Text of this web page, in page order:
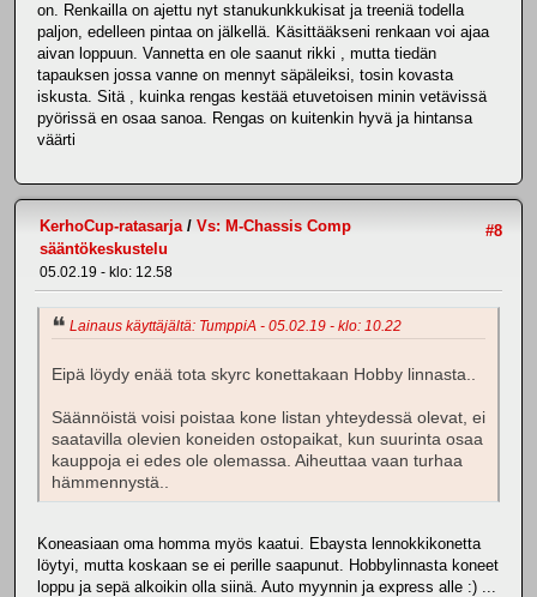
on. Renkailla on ajettu nyt stanukunkkukisat ja treeniä todella
paljon, edelleen pintaa on jälkellä. Käsittääkseni renkaan voi ajaa
aivan loppuun. Vannetta en ole saanut rikki , mutta tiedän
tapauksen jossa vanne on mennyt säpäleiksi, tosin kovasta
iskusta. Sitä , kuinka rengas kestää etuvetoisen minin vetävissä
pyörissä en osaa sanoa. Rengas on kuitenkin hyvä ja hintansa
väärti
#8
KerhoCup-ratasarja / Vs: M-Chassis Comp
sääntökeskustelu
05.02.19 - klo: 12.58
Lainaus käyttäjältä: TumppiA - 05.02.19 - klo: 10.22
Eipä löydy enää tota skyrc konettakaan Hobby linnasta..
Säännöistä voisi poistaa kone listan yhteydessä olevat, ei
saatavilla olevien koneiden ostopaikat, kun suurinta osaa
kauppoja ei edes ole olemassa. Aiheuttaa vaan turhaa
hämmennystä..
Koneasiaan oma homma myös kaatui. Ebaysta lennokkikonetta
löytyi, mutta koskaan se ei perille saapunut. Hobbylinnasta koneet
loppu ja sepä alkoikin olla siinä. Auto myynnin ja express alle :) ...